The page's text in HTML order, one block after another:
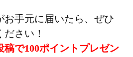
お手元に届いたら、ぜひ
さい！
で100ポイントプレゼン